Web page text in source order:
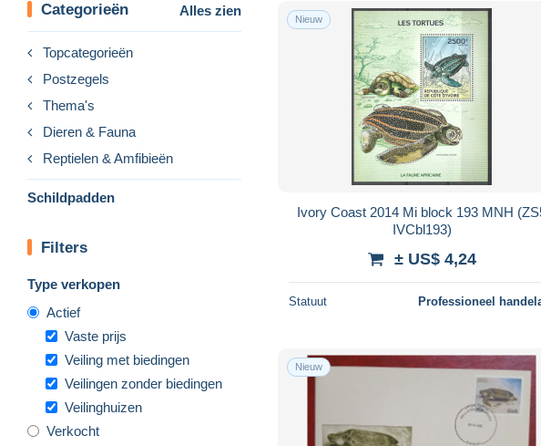
Categorieën Alles zien
Topcategorieën
Postzegels
Thema's
Dieren & Fauna
Reptielen & Amfibieën
Schildpadden
Filters
Type verkopen
Actief
Vaste prijs
Veiling met biedingen
Veilingen zonder biedingen
Veilinghuizen
Verkocht
Nieuw
Ivory Coast 2014 Mi block 193 MNH
IVCbl193)
± US$ 4,24
Statuut Professioneel
Nieuw